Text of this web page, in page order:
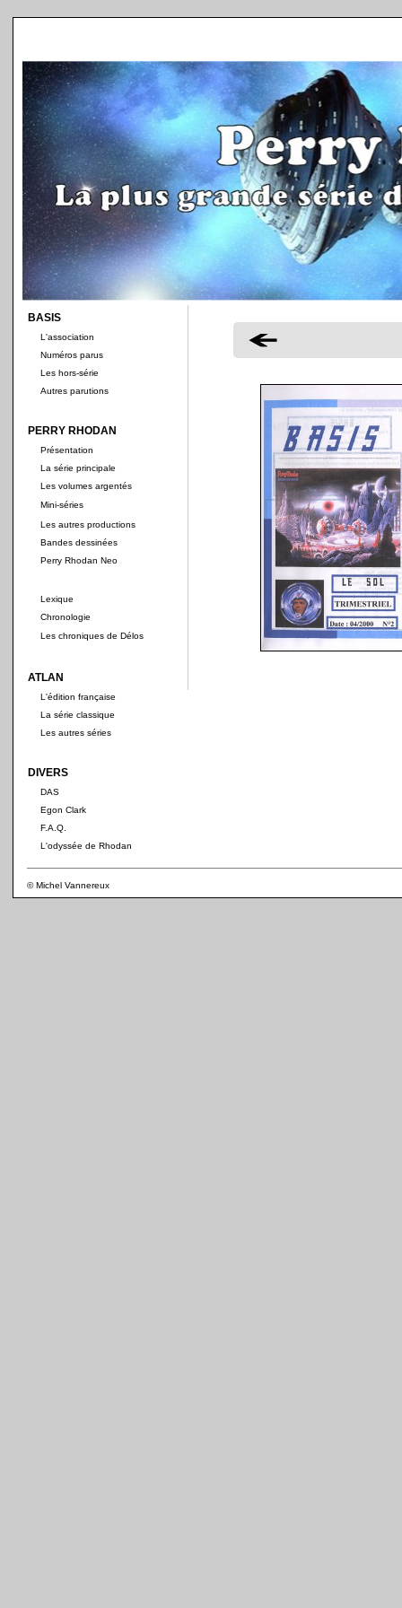
BASIS
L'association
Numéros parus
Les hors-série
Autres parutions
PERRY RHODAN
Présentation
La série principale
Les volumes argentés
Mini-séries
Les autres productions
Bandes dessinées
Perry Rhodan Neo
Lexique
Chronologie
Les chroniques de Délos
ATLAN
L'édition française
La série classique
Les autres séries
DIVERS
DAS
Egon Clark
F.A.Q.
L'odyssée de Rhodan
© Michel Vannereux